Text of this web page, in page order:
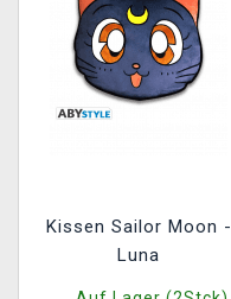
Kissen Sailor Moon -
Luna